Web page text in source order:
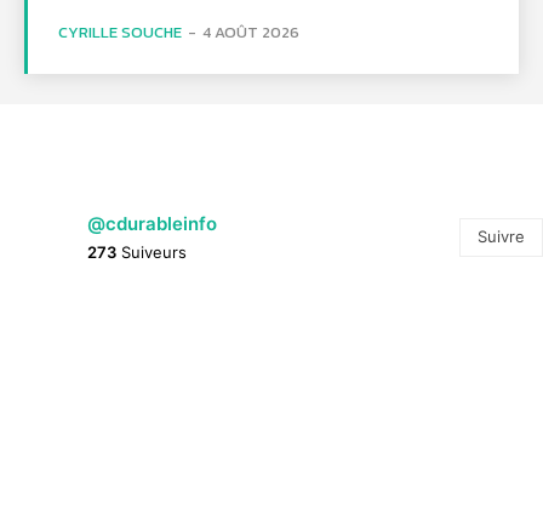
CYRILLE SOUCHE - 4 AOÛT 2026
@cdurableinfo
273 Suiveurs
Suivre